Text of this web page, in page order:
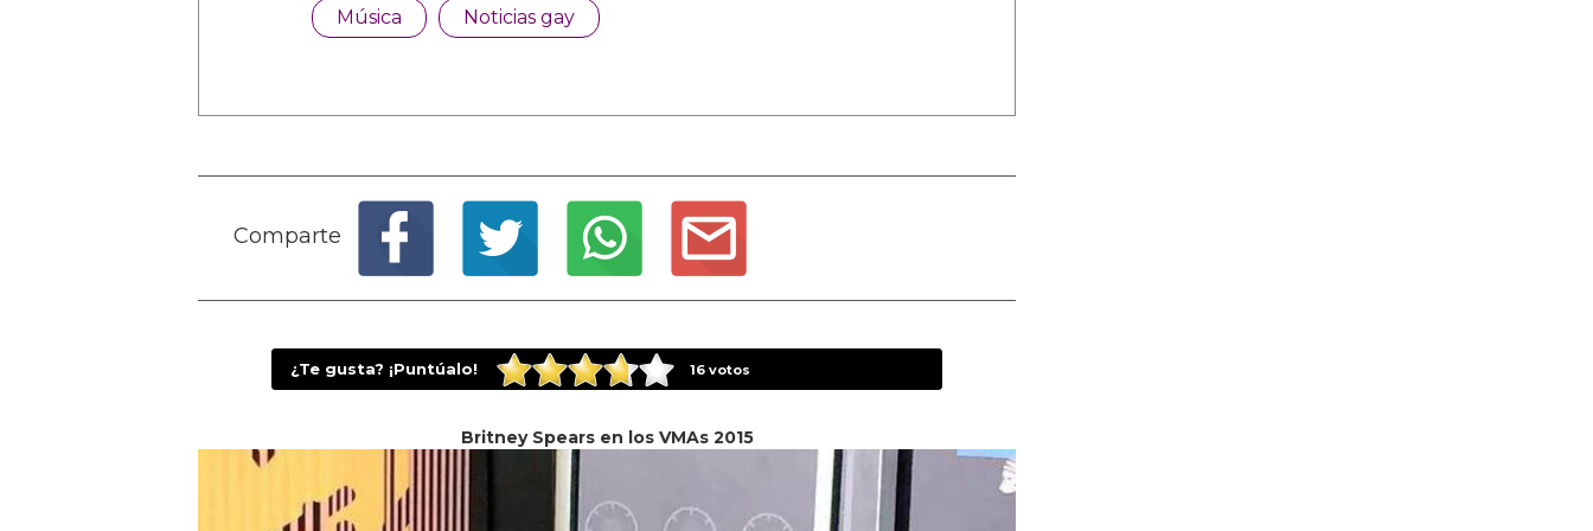
Música Noticias gay
Comparte
¿Te gusta? ¡Puntúalo! 16 votos
Britney Spears en los VMAs 2015